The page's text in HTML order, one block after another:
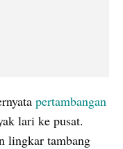
pertambangan
lari ke pusat.
lingkar tambang